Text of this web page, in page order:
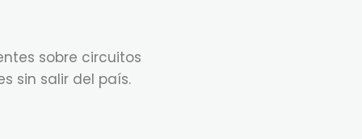
sobre circuitos
sin salir del país.